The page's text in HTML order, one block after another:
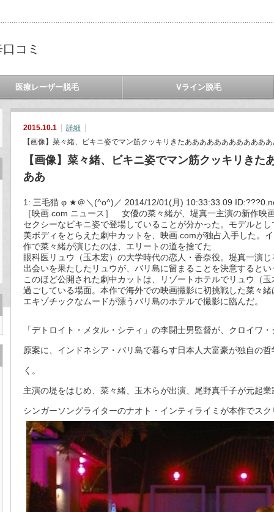
コミ
医療レーザー脱毛 Vライン脱毛
2015.10.1
詳細
【画像】菜々緒、ビキニ姿でマン筋クッキリきたあああああああああああ
【画像】菜々緒、ビキニ姿でマン筋クッキリきた
ああ
1: 三毛猫 φ ★＠＼(^o^)／ 2014/12/01(月) 10:33:33.09
［映画.com ニュース］ 女優の菜々緒が、堤真一主演の新作映
セクシーなビキニ姿で登場していることが分かった。モデルと
美ボディをとらえた劇中カットを、映画.comが独占入手した。
作で菜々緒が演じたのは、エリートの道を捨てた
眼科医リュウ（玉木宏）の大学時代の恋人・香奈役。堤真一演
出会いを果たしたリュウが、バリ島に留まることを決意するとい
このほど公開された劇中カットは、リゾートホテルでリュウ（
過ごしている場面。本作で海外での映画撮影に初挑戦した菜々
エキゾチックなムードが漂うバリ島のホテルで撮影に臨んだ。
「デトロイト・メタル・シティ」の李闘士男監督が、クロイワ
原案に、インドネシア・バリ島で暮らす日本人大富豪が独自の
く。
主演の堤をはじめ、菜々緒、玉木らが出演、尾野真千子が元起業
シンガーソングライターのナオト・インティライミが本作でスク